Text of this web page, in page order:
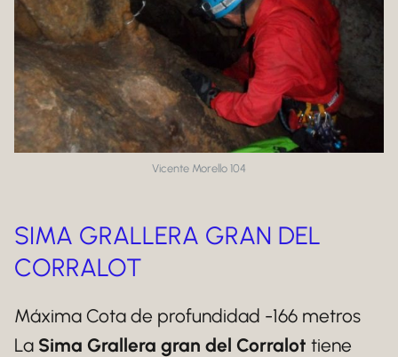
Vicente Morello 104
SIMA GRALLERA GRAN DEL
CORRALOT
Máxima Cota de profundidad -166 metros
La Sima Grallera gran del Corralot tiene